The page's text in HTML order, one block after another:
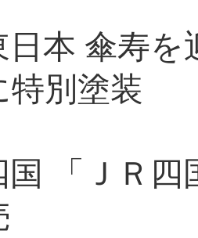
日本 傘寿
別塗装
国 「ＪＲ